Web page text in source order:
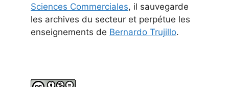
Sciences Commerciales, il sauvegarde
les archives du secteur et perpétue les
enseignements de Bernardo Trujillo.